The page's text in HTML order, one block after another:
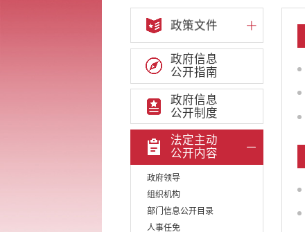
政策文件
政府信息
公开指南
政府信息
公开制度
法定主动
公开内容
政府领导
组织机构
部门信息公开目录
人事任免